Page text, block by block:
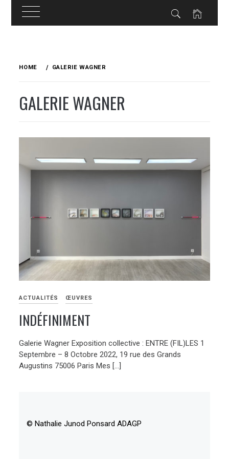
HOME GALERIE WAGNER
GALERIE WAGNER
ACTUALITÉS ŒUVRES
INDÉFINIMENT
Galerie Wagner Exposition collective : ENTRE (FIL)LES 1
Septembre – 8 Octobre 2022, 19 rue des Grands
Augustins 75006 Paris Mes […]
© Nathalie Junod Ponsard ADAGP